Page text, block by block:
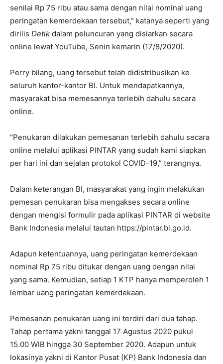
senilai Rp 75 ribu atau sama dengan nilai nominal uang
peringatan kemerdekaan tersebut,” katanya seperti yang
dirilis Detik dalam peluncuran yang disiarkan secara
online lewat YouTube, Senin kemarin (17/8/2020).
Perry bilang, uang tersebut telah didistribusikan ke
seluruh kantor-kantor BI. Untuk mendapatkannya,
masyarakat bisa memesannya terlebih dahulu secara
online.
“Penukaran dilakukan pemesanan terlebih dahulu secara
online melalui aplikasi PINTAR yang sudah kami siapkan
per hari ini dan sejalan protokol COVID-19,” terangnya.
Dalam keterangan BI, masyarakat yang ingin melakukan
pemesan penukaran bisa mengakses secara online
dengan mengisi formulir pada aplikasi PINTAR di website
Bank Indonesia melalui tautan https://pintar.bi.go.id.
Adapun ketentuannya, uang peringatan kemerdekaan
nominal Rp 75 ribu ditukar dengan uang dengan nilai
yang sama. Kemudian, setiap 1 KTP hanya memperoleh 1
lembar uang peringatan kemerdekaan.
Pemesanan penukaran uang ini terdiri dari dua tahap.
Tahap pertama yakni tanggal 17 Agustus 2020 pukul
15.00 WIB hingga 30 September 2020. Adapun untuk
lokasinya yakni di Kantor Pusat (KP) Bank Indonesia dan